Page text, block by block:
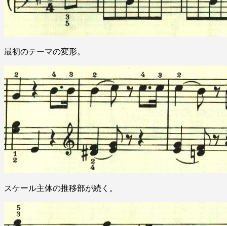
最初のテーマの変形。
スケール主体の推移部が続く。